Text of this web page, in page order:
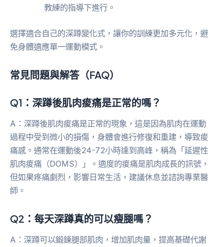
教練的指導下進行。
選擇適合自己的深蹲變化式，讓你的訓練更加多元化，避
免身體適應單一運動模式。
常見問題與解答（FAQ）
Q1：深蹲後肌肉痠痛是正常的嗎？
A：深蹲後肌肉痠痛是正常的現象，這是因為肌肉在運動
過程中受到微小的損傷，身體會進行修復和重建，導致痠
痛感。通常在運動後24-72小時達到高峰，稱為「延遲性
肌肉痠痛（DOMS）」。適度的痠痛是肌肉成長的訊號，
但如果疼痛劇烈，影響日常生活，建議休息並諮詢專業醫
師。
Q2：每天深蹲真的可以瘦腿嗎？
A：深蹲可以鍛鍊腿部肌肉，增加肌肉量，提高基礎代謝